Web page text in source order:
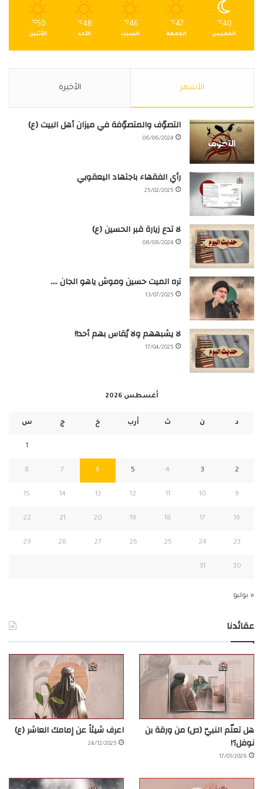
40
℃
الخميس
47
℃
الجمعة
46
℃
السبت
48
℃
الأحد
50
℃
الأثنين
الأشهر الأخيرة
التصوّف والمتصوّفة في ميزان أهل البيت (ع)
06/06/2024
رأي الفقهاء باجتهاد اليعقوبي
25/02/2025
لا تدع زيارة قبر الحسين (ع)
08/08/2024
تره الميت حسين وموش ياهو الجان ….
13/07/2025
لا يشبههم ولا يُقاس بهم أحد!!
17/04/2025
أغسطس 2026
د ن ث أرب خ ج س
1
2
3
4
5
6
7
8
9
10
11
12
13
14
15
16
17
18
19
20
21
22
23
24
25
26
27
28
29
30
31
« يوليو
عقائدنا
هل تعلّم النبيّ (ص) من ورقة بن
نوفل؟!
17/01/2026
اعرف شيئاً عن إمامك العاشر (ع)
24/12/2025